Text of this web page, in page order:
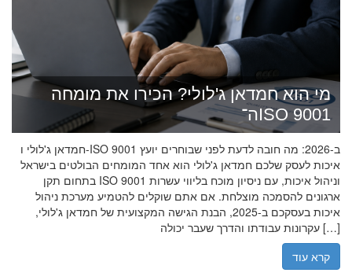
מי הוא חמדאן ג'לולי? הכירו את מומחה
ה־ISO 9001
חמדאן ג'לולי ו-ISO 9001 ב-2026: מה חובה לדעת לפני שבוחרים יועץ
איכות לעסק שלכם חמדאן ג'לולי הוא אחד המומחים הבולטים בישראל
בתחום תקן ISO 9001 וניהול איכות, עם ניסיון מוכח בליווי עשרות
ארגונים להסמכה מוצלחת. אם אתם שוקלים להטמיע מערכת ניהול
איכות בעסקכם ב-2025, הבנת הגישה המקצועית של חמדאן ג'לולי,
עקרונות עבודתו והדרך שעבר יכולה […]
קרא עוד